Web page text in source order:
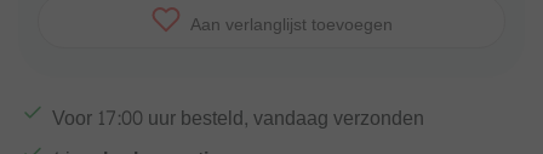
Aan verlanglijst toevoegen
Voor 17:00 uur besteld, vandaag verzonden